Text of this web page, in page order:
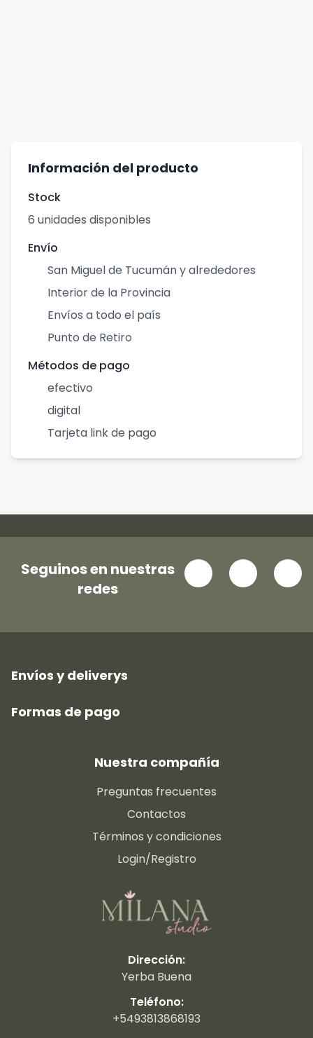
Información del producto
Stock
6 unidades disponibles
Envío
San Miguel de Tucumán y alrededores
Interior de la Provincia
Envíos a todo el país
Punto de Retiro
Métodos de pago
efectivo
digital
Tarjeta link de pago
Seguinos en nuestras
redes
Envíos y deliverys
Formas de pago
Nuestra compañía
Preguntas frecuentes
Contactos
Términos y condiciones
Login/Registro
Dirección:
Yerba Buena
Teléfono:
+5493813868193